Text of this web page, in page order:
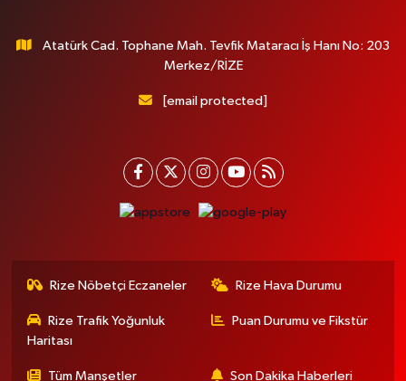
Atatürk Cad. Tophane Mah. Tevfik Mataracı İş Hanı No: 203
Merkez/RİZE
[email protected]
Rize Nöbetçi Eczaneler Rize Hava Durumu
Rize Trafik Yoğunluk
Haritası
Puan Durumu ve Fikstür
Tüm Manşetler Son Dakika Haberleri